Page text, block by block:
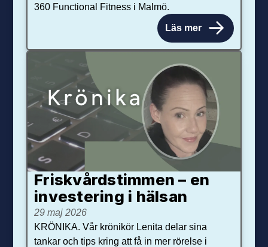
360 Functional Fitness i Malmö.
Läs mer
Friskvårdstimmen – en
investering i hälsan
29 maj 2026
KRÖNIKA. Vår krönikör Lenita delar sina
tankar och tips kring att få in mer rörelse i